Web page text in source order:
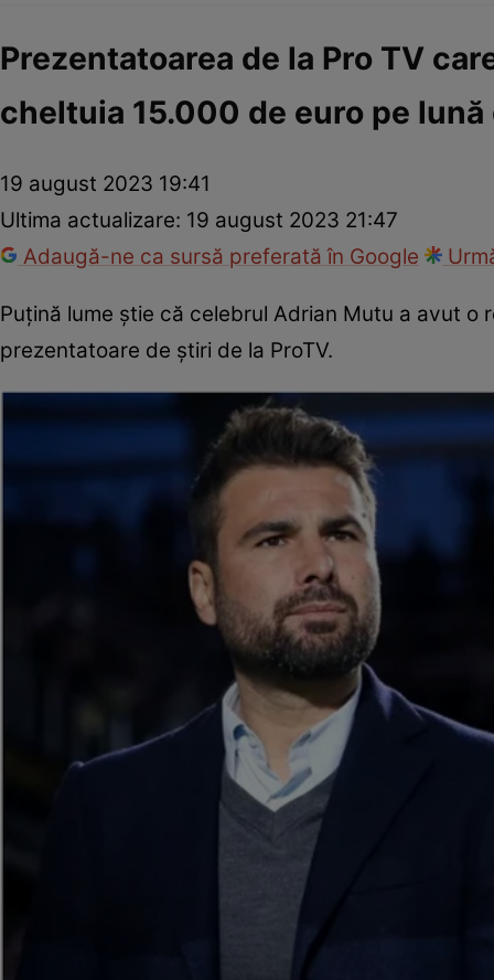
Prezentatoarea de la Pro TV
cheltuia 15.000 de euro pe
19 august 2023 19:41
Ultima actualizare: 19 august 2023 21:47
Adaugă-ne ca sursă preferată în Google
Puțină lume știe că celebrul Adrian Mutu a avut
prezentatoare de știri de la ProTV.